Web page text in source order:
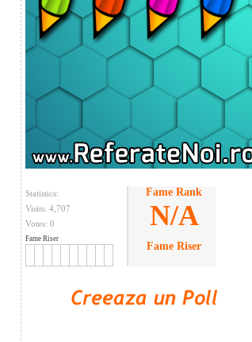
Statistics:
Visits: 4,707
Votes: 0
Fame Riser
Fame Rank
N/A
Fame Riser